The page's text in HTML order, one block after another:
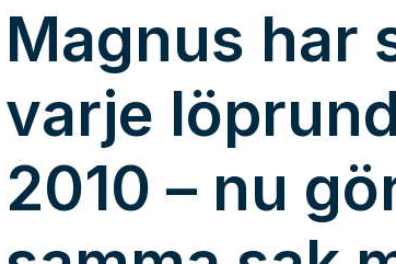
Magnus har
varje
2010 – nu